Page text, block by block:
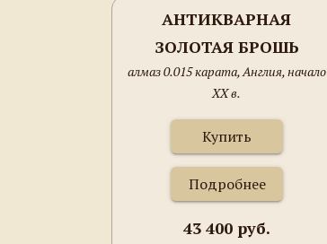
АНТИКВАРНАЯ
ЗОЛОТАЯ БРОШЬ
алмаз 0.015 карата, Англия, начало
ХХ в.
Купить
Подробнее
43 400 руб.